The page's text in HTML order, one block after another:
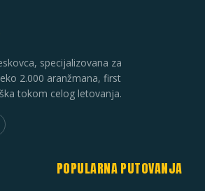
specijalizovana za
2.000 aranžmana, first
tokom celog letovanja.
POPULARNA PUTOVANJA